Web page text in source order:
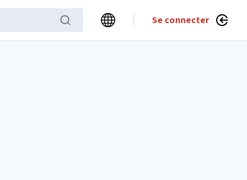
Se connecter